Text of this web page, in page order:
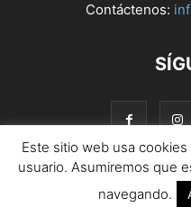
Contáctenos:
©
Este sitio web usa
usuario. Asumiremos que
navegando.